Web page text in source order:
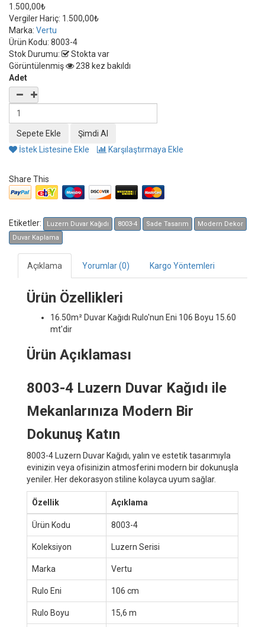
1.500,00₺
Vergiler Hariç: 1.500,00₺
Marka: Vertu
Ürün Kodu: 8003-4
Stok Durumu:
Stokta var
Görüntülenmiş
238 kez bakıldı
Adet
İstek Listesine Ekle Karşılaştırmaya Ekle
Share This
Etiketler: Luzern Duvar Kağıdı 8003-4 Sade Tasarım
Modern Dekor
Duvar Kaplama
Açıklama Yorumlar (0) Kargo Yöntemleri
Ürün Özellikleri
16.50m² Duvar Kağıdı Rulo'nun Eni 106 Boyu 15.60
mt'dir
Ürün Açıklaması
8003-4 Luzern Duvar Kağıdı ile
Mekanlarınıza Modern Bir
Dokunuş Katın
8003-4 Luzern Duvar Kağıdı, yalın ve estetik tasarımıyla
evinizin veya ofisinizin atmosferini modern bir dokunuşla
yeniler. Her dekorasyon stiline kolayca uyum sağlar.
Özellik Açıklama
Ürün Kodu 8003-4
Koleksiyon Luzern Serisi
Marka Vertu
Rulo Eni 106 cm
Rulo Boyu 15,6 m